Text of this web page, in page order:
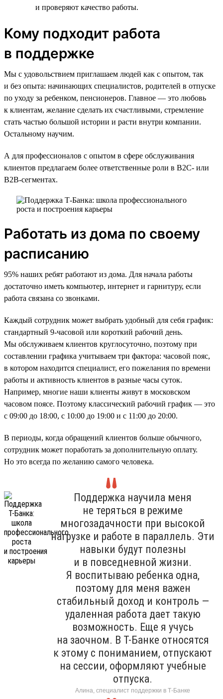
и проверяют качество работы.
Кому подходит работа
в поддержке
Мы с удовольствием приглашаем людей как с опытом, так
и без опыта: начинающих специалистов, родителей в отпуске
по уходу за ребенком, пенсионеров. Главное — это любовь
к клиентам, желание сделать их счастливыми, стремление
стать частью большой истории и расти внутри компании.
Остальному научим.
А для профессионалов с опытом в сфере обслуживания
клиентов предлагаем более ответственные роли в B2C- или
B2B-сегментах.
Работать из дома по своему
расписанию
95% наших ребят работают из дома. Для начала работы
достаточно иметь компьютер, интернет и гарнитуру, если
работа связана со звонками.
Каждый сотрудник может выбрать удобный для себя график:
стандартный 9-часовой или короткий рабочий день.
Мы обслуживаем клиентов круглосуточно, поэтому при
составлении графика учитываем три фактора: часовой пояс,
в котором находится специалист, его пожелания по времени
работы и активность клиентов в разные часы суток.
Например, многие наши клиенты живут в московском
часовом поясе. Поэтому классический рабочий график — это
с 09:00 до 18:00, с 10:00 до 19:00 и с 11:00 до 20:00.
В периоды, когда обращений клиентов больше обычного,
сотрудник может поработать за дополнительную оплату.
Но это всегда по желанию самого человека.
Поддержка научила меня
не теряться в режиме
многозадачности при высокой
нагрузке и работе в параллель. Эти
навыки будут полезны
и в повседневной жизни.
Я воспитываю ребенка одна,
поэтому для меня важен
стабильный доход и контроль —
удаленная работа дает такую
возможность. Еще я учусь
на заочном. В Т-Банке относятся
к этому с пониманием, отпускают
на сессии, оформляют учебные
отпуска.
Алина, специалист поддержки в Т-Банке